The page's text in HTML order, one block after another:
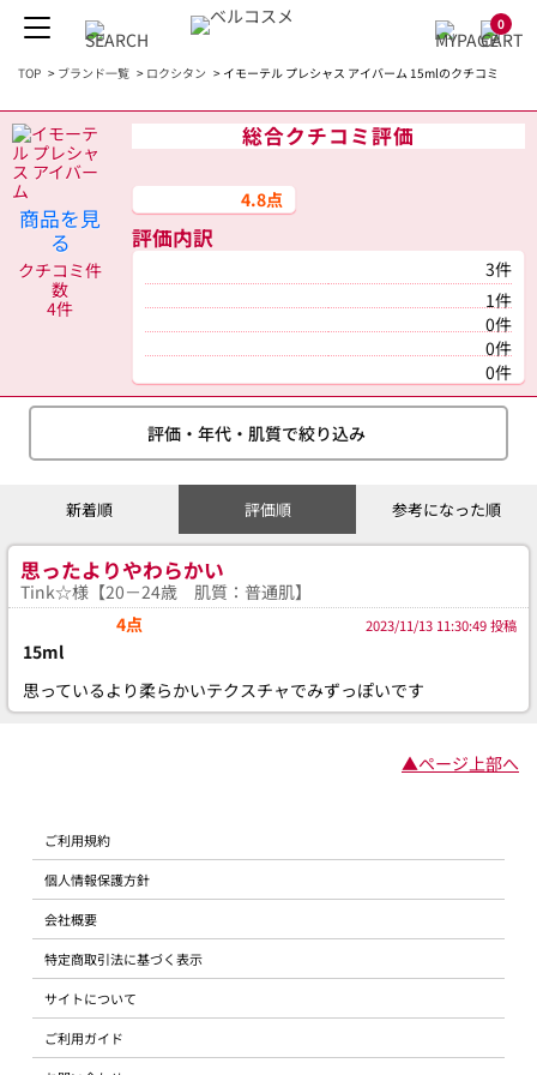
0
TOP > ブランド一覧 > ロクシタン > イモーテル プレシャス アイバーム 15mlのクチコミ
商品を見
る
クチコミ件
数
4件
総合クチコミ評価
4.8点
評価内訳
3件
1件
0件
0件
0件
評価・年代・肌質で絞り込み
新着順 評価順 参考になった順
思ったよりやわらかい
Tink☆様【20－24歳 肌質：普通肌】
4点
2023/11/13 11:30:49 投稿
15ml
思っているより柔らかいテクスチャでみずっぽいです
▲ページ上部へ
ご利用規約
個人情報保護方針
会社概要
特定商取引法に基づく表示
サイトについて
ご利用ガイド